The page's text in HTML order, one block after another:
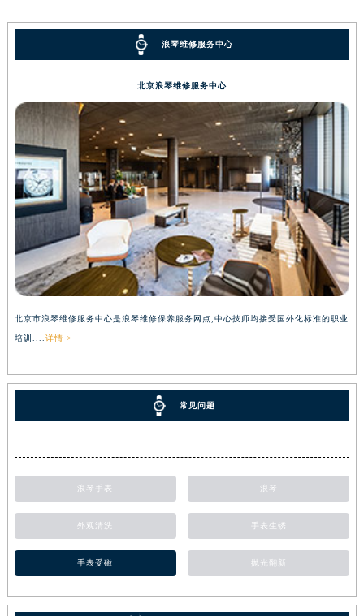
浪琴维修服务中心
北京浪琴维修服务中心
北京市浪琴维修服务中心是浪琴维修保养服务网点,中心技师均接受国外化标准的职业
培训.... 详情 >
常见问题
浪琴手表 浪琴
外观清洗 手表生锈
手表受磁 抛光翻新